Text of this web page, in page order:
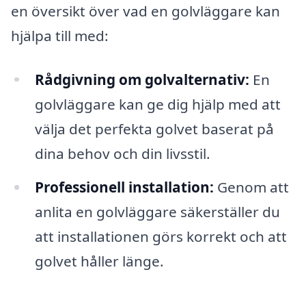
en översikt över vad en golvläggare kan
hjälpa till med:
Rådgivning om golvalternativ: En
golvläggare kan ge dig hjälp med att
välja det perfekta golvet baserat på
dina behov och din livsstil.
Professionell installation: Genom att
anlita en golvläggare säkerställer du
att installationen görs korrekt och att
golvet håller länge.